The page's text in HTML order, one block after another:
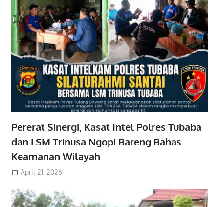
Pererat Sinergi, Kasat Intel Polres Tubaba
dan LSM Trinusa Ngopi Bareng Bahas
Keamanan Wilayah
April 21, 2026